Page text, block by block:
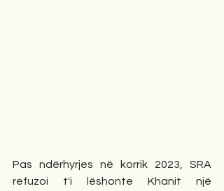
Pas ndërhyrjes në korrik 2023, SRA
refuzoi t'i lëshonte Khanit një